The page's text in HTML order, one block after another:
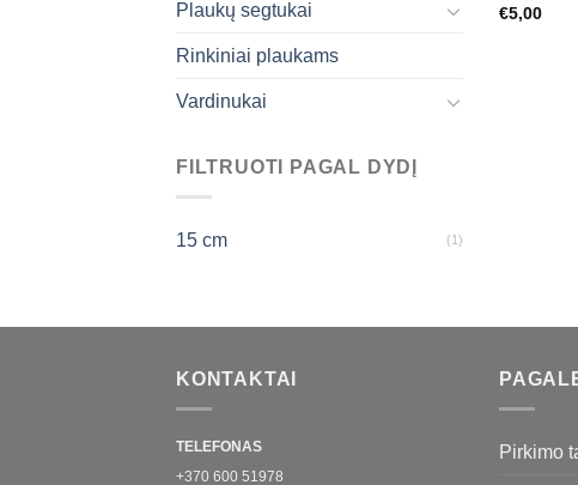
Plaukų segtukai
Rinkiniai plaukams
Vardinukai
FILTRUOTI PAGAL DYDĮ
15 cm (1)
€5,00
KONTAKTAI
TELEFONAS
+370 600 51978
Pirkimo